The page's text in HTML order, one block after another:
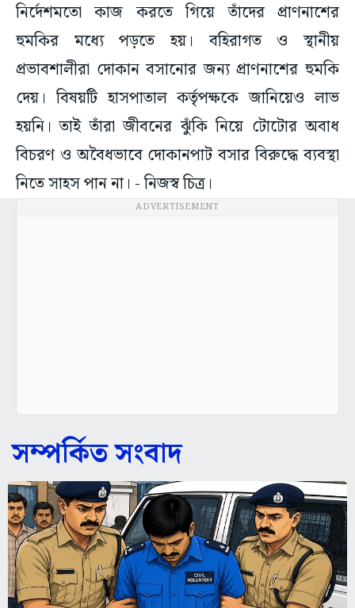
নির্দেশমতো কাজ করতে গিয়ে তাঁদের প্রাণনাশের
হুমকির মধ্যে পড়তে হয়। বহিরাগত ও স্থানীয়
প্রভাবশালীরা দোকান বসানোর জন্য প্রাণনাশের হুমকি
দেয়। বিষয়টি হাসপাতাল কর্তৃপক্ষকে জানিয়েও লাভ
হয়নি। তাই তাঁরা জীবনের ঝুঁকি নিয়ে টোটোর অবাধ
বিচরণ ও অবৈধভাবে দোকানপাট বসার বিরুদ্ধে ব্যবস্থা
নিতে সাহস পান না। - নিজস্ব চিত্র।
ADVERTISEMENT
সম্পর্কিত সংবাদ